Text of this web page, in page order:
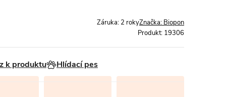
Značka: Biopon
Záruka: 2 roky
Produkt: 19306
k produktu Hlídací pes